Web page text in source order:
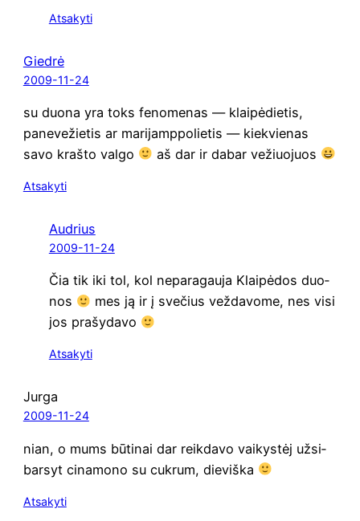
Atsakyti
Giedrė
2009-11-24
su duo­na yra toks feno­me­nas — klai­pė­die­tis,
pane­ve­žie­tis ar mari­jamp­po­lie­tis — kiek­vie­nas
savo kraš­to val­go
aš dar ir dabar vežiuojuos
Atsakyti
Audrius
2009-11-24
Čia tik iki tol, kol nepa­ra­gau­ja Klai­pė­dos duo­
nos
mes ją ir į sve­čius vež­da­vo­me, nes visi
jos prašydavo
Atsakyti
Jurga
2009-11-24
nian, o mums būti­nai dar reik­da­vo vai­kys­tėj užsi­
bar­syt cina­mo­no su cuk­rum, dieviška
Atsakyti